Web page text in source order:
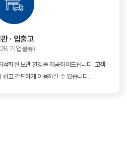
· 입출고
기업물류)
적화된 보관 환경을 제공하여드립니다. 고객
쉽고 간편하게 이용하실 수 있습니다.